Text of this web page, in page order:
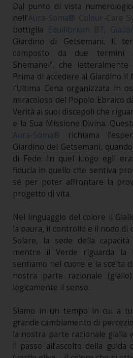
Dal punto di vista
nell’Aura-Soma® Colour-Care
bottiglia Equilibrium B7,
Giardino di Getsemani. Il
composto da due termini
Shemanei”, che letteralmente
Prima di accedere al Giardino il
l’Ultima Cena organizzata in
miracoloso del Popolo Ebraico
Verità ai suoi discepoli che
e la Sua Missione Divina.
Aura-Soma® richiama
Giardino del Getsemani,
di Fede. In quel luogo egli
fiducia in quello che sentiva
sé per poter affrontare la
progetto di vita.
Nel linguaggio del colore il
la paura, il controllo e il nodo di
Solare, la sede della
mentre il Verde riguarda la
sentiamo nel cuore e la scelta
nostra parte razionale
logicamente il senso.
Siamo in un tempo in cui a
grande cambiamento di
la nostra parte razionale gialla
il passo all’ascolto della